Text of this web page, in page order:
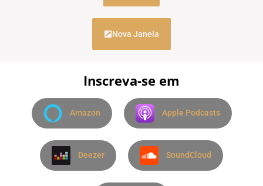
Nova Janela
Inscreva-se em
Amazon Apple Podcasts
Deezer SoundCloud